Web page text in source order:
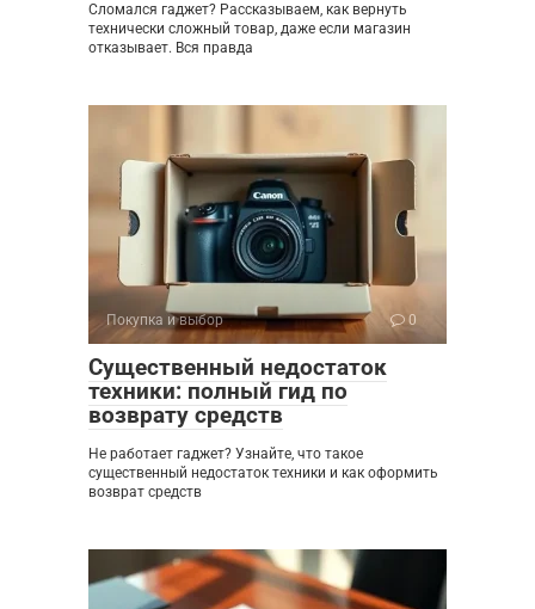
Сломался гаджет? Рассказываем, как вернуть
технически сложный товар, даже если магазин
отказывает. Вся правда
Покупка и выбор 0
Существенный недостаток
техники: полный гид по
возврату средств
Не работает гаджет? Узнайте, что такое
существенный недостаток техники и как оформить
возврат средств